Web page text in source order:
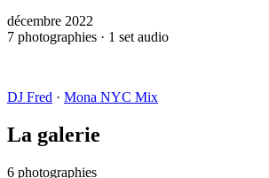
décembre 2022
7 photographies · 1 set audio
DJ Fred · Mona NYC Mix
La galerie
6 photographies